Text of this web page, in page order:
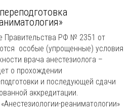
Правительства РФ № 2351 от
особые (упрощенные) условия
врача анестезиолога –
о прохождении
и последующей сдачи
аккредитации.
реаниматологии»